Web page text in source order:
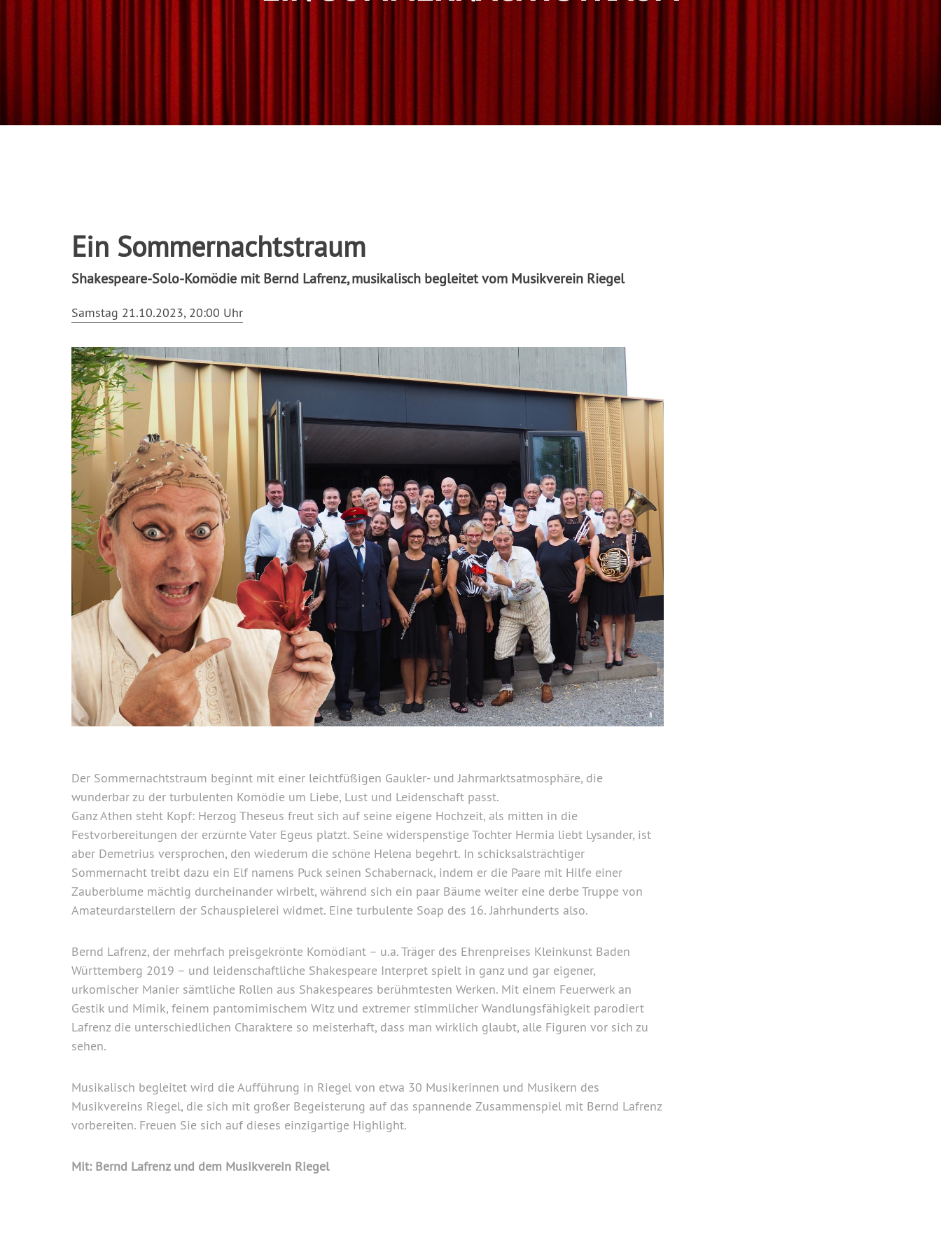
Ein Sommernachtstraum
Shakespeare-Solo-Komödie mit Bernd Lafrenz, musikalisch begleitet vom Musikverein Riegel
Samstag 21.10.2023, 20:00 Uhr
Der Sommernachtstraum beginnt mit einer leichtfüßigen Gaukler- und Jahrmarktsatmosphäre, die
wunderbar zu der turbulenten Komödie um Liebe, Lust und Leidenschaft passt.
Ganz Athen steht Kopf: Herzog Theseus freut sich auf seine eigene Hochzeit, als mitten in die
Festvorbereitungen der erzürnte Vater Egeus platzt. Seine widerspenstige Tochter Hermia liebt Lysander, ist
aber Demetrius versprochen, den wiederum die schöne Helena begehrt. In schicksalsträchtiger
Sommernacht treibt dazu ein Elf namens Puck seinen Schabernack, indem er die Paare mit Hilfe einer
Zauberblume mächtig durcheinander wirbelt, während sich ein paar Bäume weiter eine derbe Truppe von
Amateurdarstellern der Schauspielerei widmet. Eine turbulente Soap des 16. Jahrhunderts also.
Bernd Lafrenz, der mehrfach preisgekrönte Komödiant – u.a. Träger des Ehrenpreises Kleinkunst Baden
Württemberg 2019 – und leidenschaftliche Shakespeare Interpret spielt in ganz und gar eigener,
urkomischer Manier sämtliche Rollen aus Shakespeares berühmtesten Werken. Mit einem Feuerwerk an
Gestik und Mimik, feinem pantomimischem Witz und extremer stimmlicher Wandlungsfähigkeit parodiert
Lafrenz die unterschiedlichen Charaktere so meisterhaft, dass man wirklich glaubt, alle Figuren vor sich zu
sehen.
Musikalisch begleitet wird die Aufführung in Riegel von etwa 30 Musikerinnen und Musikern des
Musikvereins Riegel, die sich mit großer Begeisterung auf das spannende Zusammenspiel mit Bernd Lafrenz
vorbereiten. Freuen Sie sich auf dieses einzigartige Highlight.
Mit: Bernd Lafrenz und dem Musikverein Riegel